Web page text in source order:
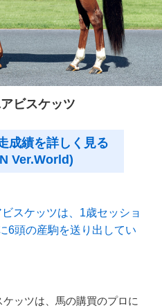
ビスケッツ
成績を詳しく見る
Ver.World)
スケッツは、1歳セッショ
6頭の産駒を送り出してい
ッツは、馬の購買のプロに